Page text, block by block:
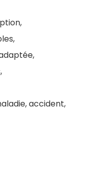
accident,